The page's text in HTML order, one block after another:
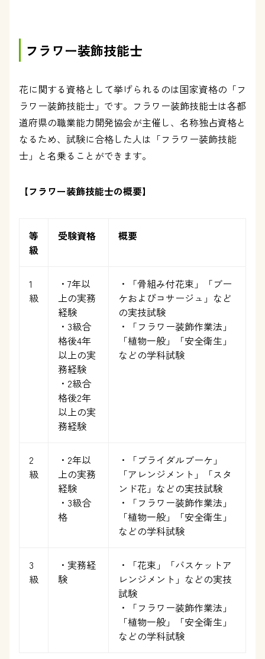
フラワー装飾技能士
花に関する資格として挙げられるのは国家資格の「フ
ラワー装飾技能士」です。フラワー装飾技能士は各都
道府県の職業能力開発協会が主催し、名称独占資格と
なるため、試験に合格した人は「フラワー装飾技能
士」と名乗ることができます。
【フラワー装飾技能士の概要】
等
級
受験資格 概要
1
級
・7年以
上の実務
経験
・3級合
格後4年
以上の実
務経験
・2級合
格後2年
以上の実
務経験
・「骨組み付花束」「ブー
ケおよびコサージュ」など
の実技試験
・「フラワー装飾作業法」
「植物一般」「安全衛生」
などの学科試験
2
級
・2年以
上の実務
経験
・3級合
格
・「ブライダルブーケ」
「アレンジメント」「スタ
ンド花」などの実技試験
・「フラワー装飾作業法」
「植物一般」「安全衛生」
などの学科試験
3
級
・実務経
験
・「花束」「バスケットア
レンジメント」などの実技
試験
・「フラワー装飾作業法」
「植物一般」「安全衛生」
などの学科試験